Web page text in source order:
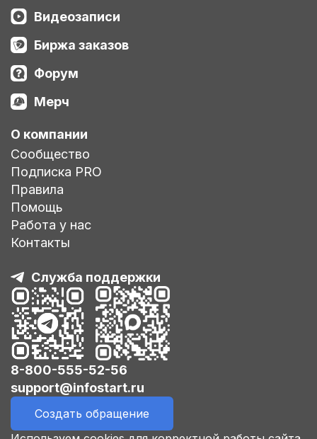
Видеозаписи
Биржа заказов
Форум
Мерч
О компании
Сообщество
Подписка PRO
Правила
Помощь
Работа у нас
Контакты
Служба поддержки
8-800-555-52-56
support@infostart.ru
Создать обращение